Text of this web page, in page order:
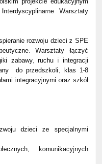
Warsztaty
rozwoju dzieci z SPE
Warsztaty łączyć
zabawy, ruchu i integracji
do przedszkoli, klas 1-8
integracyjnymi oraz szkół
dzieci ze specjalnymi
komunikacyjnych